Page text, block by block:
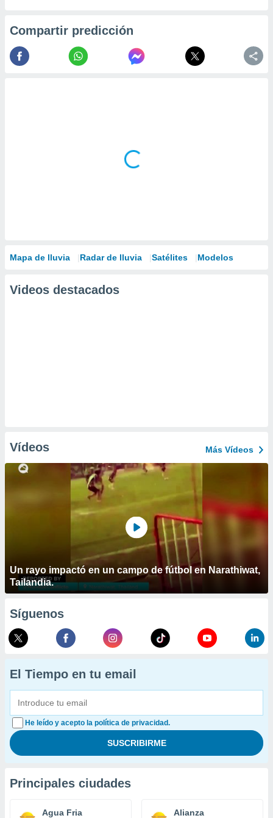
Compartir predicción
Mapa de lluvia Radar de lluvia Satélites Modelos
Videos destacados
Vídeos Más Vídeos
Un rayo impactó en un campo de fútbol en Narathiwat,
Tailandia.
Síguenos
El Tiempo en tu email
He leído y acepto la política de privacidad.
Principales ciudades
Agua Fria Alianza